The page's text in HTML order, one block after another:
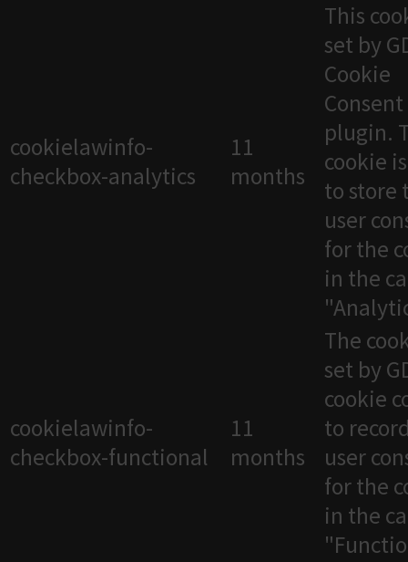
cookielawinfo-
checkbox-analytics
11
months
This
set by
Cookie
Consent
plugin.
cookie
to store
user
for the
in the
cookielawinfo-
checkbox-functional
11
months
The
set by
cookie
to
user
for the
in the